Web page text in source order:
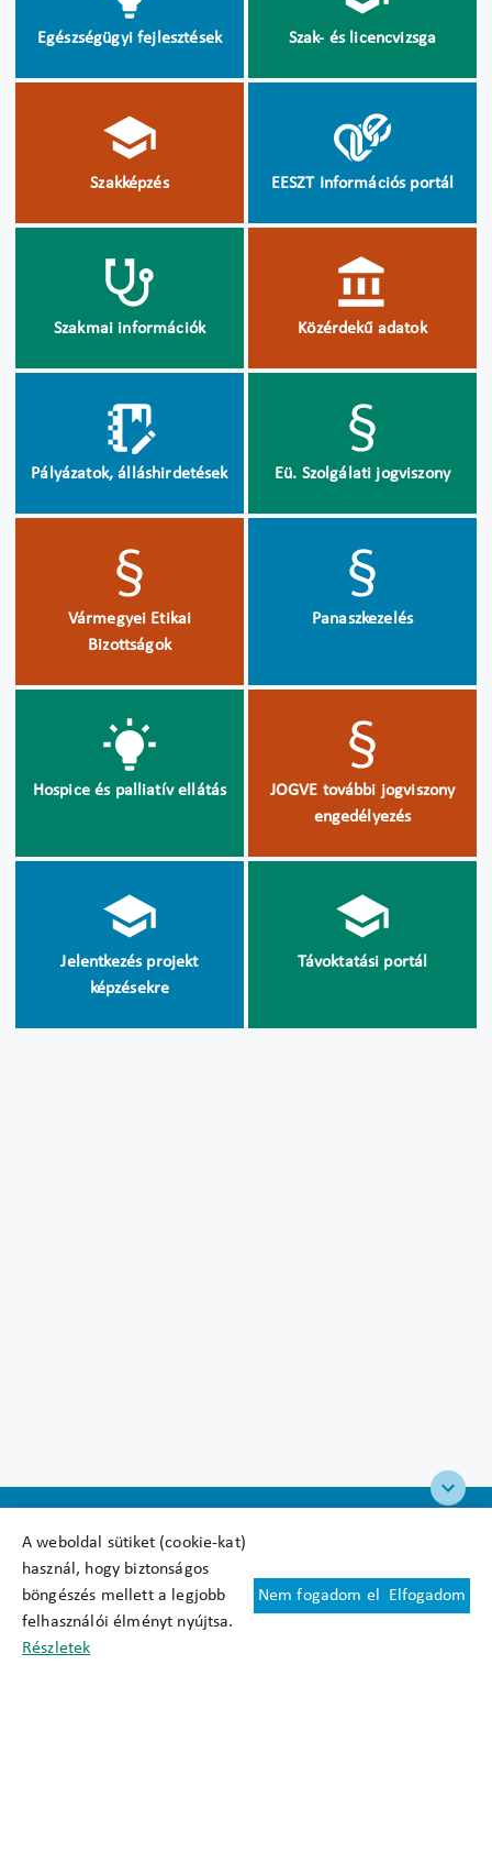
A weboldal sütiket (cookie-kat)
használ, hogy biztonságos
böngészés mellett a legjobb
felhasználói élményt nyújtsa.
Részletek
Nem fogadom el Elfogadom
Egészségügyi fejlesztések Szak- és licencvizsga
Szakképzés EESZT Információs portál
Szakmai információk Közérdekű adatok
Pályázatok, álláshirdetések Eü. Szolgálati jogviszony
Vármegyei Etikai
Bizottságok
Panaszkezelés
Hospice és palliatív ellátás
JOGVE további jogviszony
engedélyezés
Jelentkezés projekt
képzésekre
Távoktatási portál
Felhasználási feltételek